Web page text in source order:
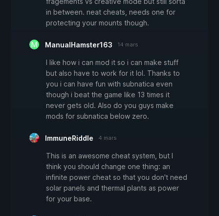
in between. neat cheats, needs one for
protecting your mounts though.
ManualHamster163 14 mars
I like how i can mod it so i can make stuff
but also have to work for it lol. Thanks to
you i can have fun with subnatica even
though i beat the game like 13 times it
never gets old. Also do you guys make
mods for subnatica below zero.
ImmuneRiddle 4 mars
This is an awesome cheat system, but I
think you should change one thing: an
infinite power cheat so that you don't need
solar panels and thermal plants as power
for your base.